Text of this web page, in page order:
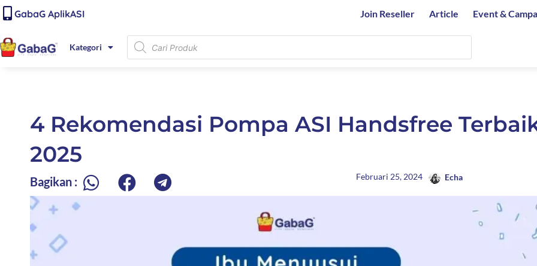
content
Lewati
ke
konten
GabaG AplikASI Join Reseller Article Event &
Kategori
Products
search
4 Rekomendasi Pompa ASI Handsfree
2025
Bagikan : Februari 25, 2024 Echa